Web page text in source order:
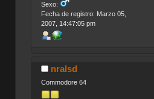
Sexo:
Fecha de registro: Marzo 05,
2007, 14:47:05 pm
nralsd
Commodore 64